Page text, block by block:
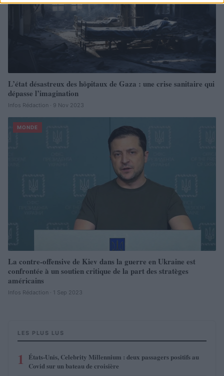
L’état désastreux des hôpitaux de Gaza : une crise sanitaire qui
dépasse l’imagination
Infos Rédaction · 9 Nov 2023
MONDE
La contre-offensive de Kiev dans la guerre en Ukraine est
confrontée à un soutien critique de la part des stratèges
américains
Infos Rédaction · 1 Sep 2023
LES PLUS LUS
1
États-Unis, Celebrity Millennium : deux passagers positifs au
Covid sur un bateau de croisière